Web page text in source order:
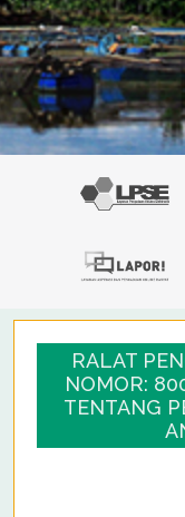
RALAT
NOMOR:
TENTANG